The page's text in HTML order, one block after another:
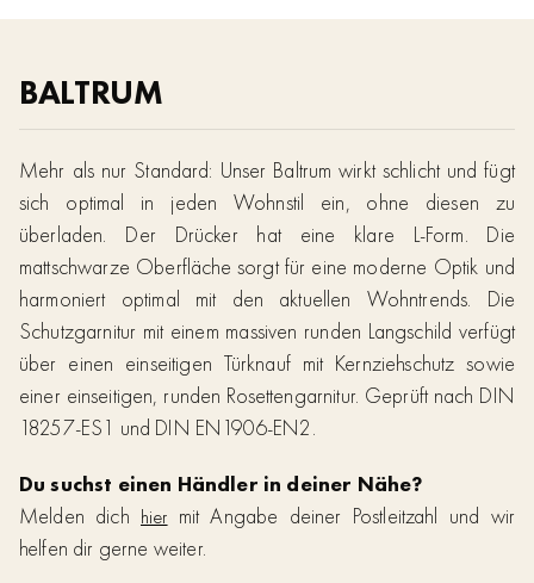
BALTRUM
Mehr als nur Standard: Unser Baltrum wirkt schlicht und fügt
sich optimal in jeden Wohnstil ein, ohne diesen zu
überladen. Der Drücker hat eine klare L-Form. Die
mattschwarze Oberfläche sorgt für eine moderne Optik und
harmoniert optimal mit den aktuellen Wohntrends. Die
Schutzgarnitur mit einem massiven runden Langschild verfügt
über einen einseitigen Türknauf mit Kernziehschutz sowie
einer einseitigen, runden Rosettengarnitur. Geprüft nach DIN
18257-ES1 und DIN EN1906-EN2.
Du suchst einen Händler in deiner Nähe?
Melden dich hier mit Angabe deiner Postleitzahl und wir
helfen dir gerne weiter.